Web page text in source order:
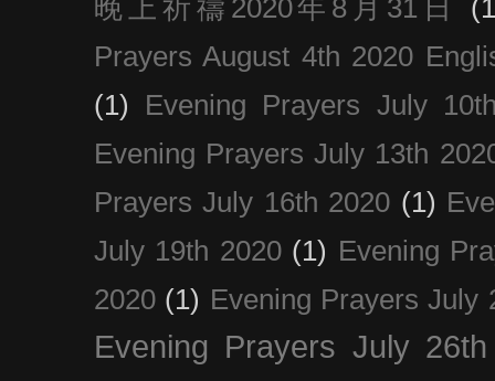
晚上祈禱2020年8月31日
Prayers August 4th 2020
(1)
Evening Prayers July
Evening Prayers July 13th
Prayers July 16th 2020 (1)
July 19th 2020 (1) Evening
2020 (1) Evening Prayers July
Evening Prayers July